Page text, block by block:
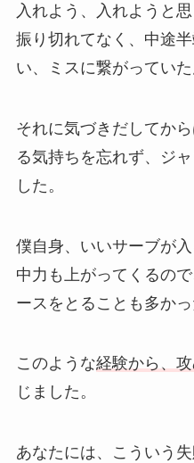
入れよう、入れようと
振り切れてなく、中途
い、ミスに繋がっていた
それに気づきだしてか
る気持ちを忘れず、ジ
した。
僕自身、いいサーブが
中力も上がってくるの
ースをとることも多かっ
このような経験から、
じました。
あなたには、こういう